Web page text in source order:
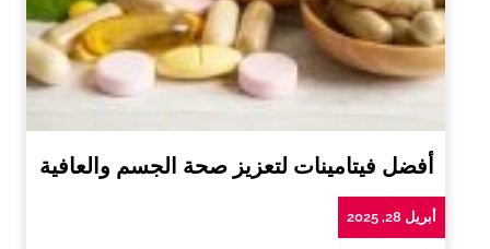
أفضل فيتامينات لتعزيز صحة الجسم والعافية
أبريل 28, 2025